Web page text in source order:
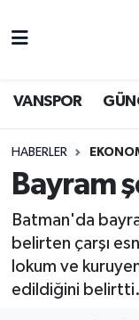
VANSPOR
HABERLER
Bayram
Batman'da
belirten çarşı
lokum ve
edildiğini belirtti.
Siyaset
Ekonomi
Sağlık
Eğitim
Van
Van Namaz
Van Trafik
Süper Lig
Tüm